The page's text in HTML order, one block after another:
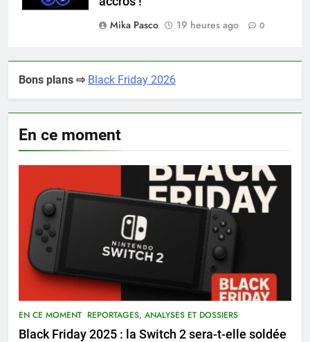
Mika Pasco
19 heures ago 0
Bons plans ⇨ Black Friday 2026
En ce moment
EN CE MOMENT REPORTAGES, ANALYSES ET DOSSIERS
Black Friday 2025 : la Switch 2 sera-t-elle soldée